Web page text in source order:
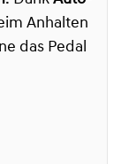
Anhalten
das Pedal